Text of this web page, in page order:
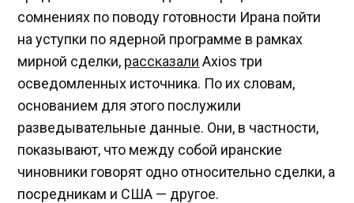
сомнениях по поводу готовности Ирана пойти
на уступки по ядерной программе в рамках
мирной сделки, рассказали Axios три
осведомленных источника. По их словам,
основанием для этого послужили
разведывательные данные. Они, в частности,
показывают, что между собой иранские
чиновники говорят одно относительно сделки, а
посредникам и США — другое.